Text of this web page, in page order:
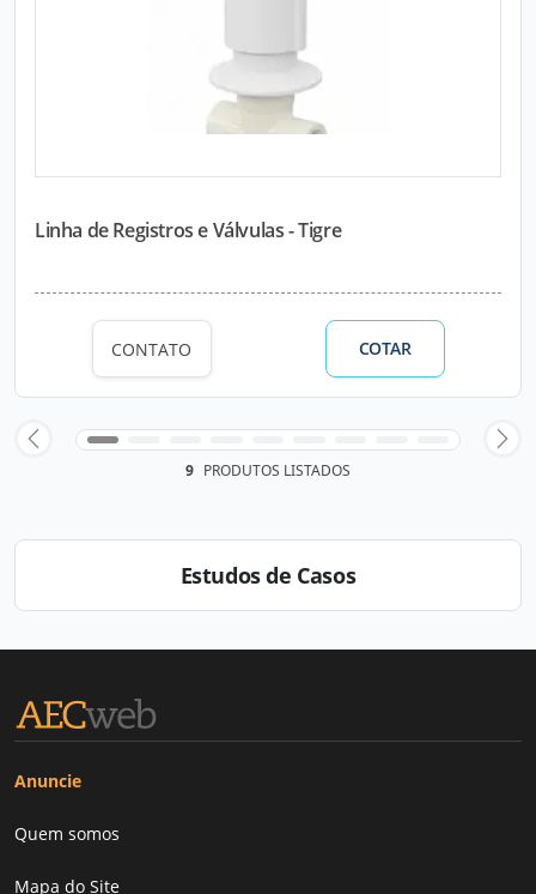
Linha de Registros e Válvulas - Tigre
CONTATO COTAR
9 PRODUTOS LISTADOS
Estudos de Casos
Anuncie
Quem somos
Mapa do Site